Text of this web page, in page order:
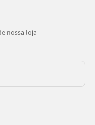
nossa loja